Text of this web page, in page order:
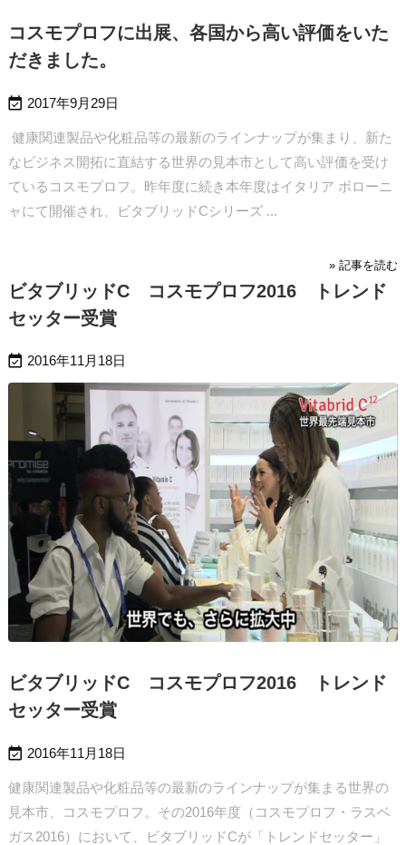
コスモプロフに出展、各国から高い評価をいた
だきました。
 2017年9月29日
健康関連製品や化粧品等の最新のラインナップが集まり、新た
なビジネス開拓に直結する世界の見本市として高い評価を受け
ているコスモプロフ。昨年度に続き本年度はイタリア ボローニ
ャにて開催され、ビタブリッドCシリーズ ...
» 記事を読む
ビタブリッドC コスモプロフ2016 トレンド
セッター受賞
 2016年11月18日
ビタブリッドC コスモプロフ2016 トレンド
セッター受賞
 2016年11月18日
健康関連製品や化粧品等の最新のラインナップが集まる世界の
見本市、コスモプロフ。その2016年度（コスモプロフ・ラスベ
ガス2016）において、ビタブリッドCが「トレンドセッター」